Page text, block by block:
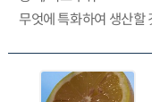
무엇에 특화하여 생산할